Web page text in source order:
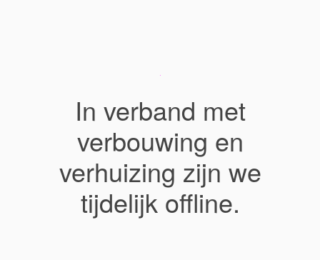
In verband met
verbouwing en
verhuizing zijn we
tijdelijk offline.